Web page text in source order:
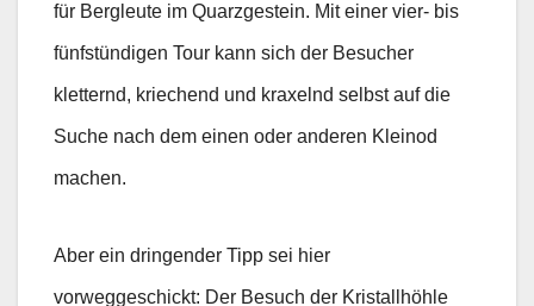
für Bergleute im Quarzgestein. Mit einer vier- bis
fünfstündigen Tour kann sich der Besucher
kletternd, kriechend und kraxelnd selbst auf die
Suche nach dem einen oder anderen Kleinod
machen.
Aber ein dringender Tipp sei hier
vorweggeschickt: Der Besuch der Kristallhöhle